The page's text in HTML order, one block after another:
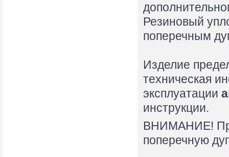
Резиновый
поперечным
Изделие
техническая
эксплуатации
инструкции.
ВНИМАНИЕ!
поперечную